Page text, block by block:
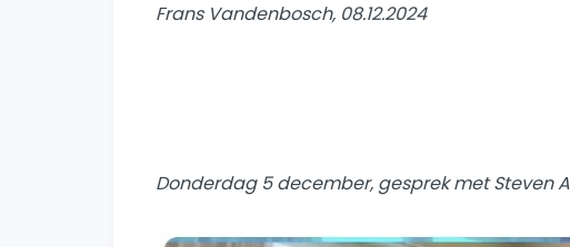
Frans Vandenbosch, 08.12.2024
Donderdag 5 december, gesprek met Steven